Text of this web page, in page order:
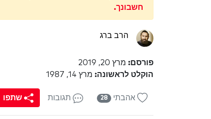
חשבונך.
הרב ברג
פורסם: מרץ 20, 2019
הוקלט לראשונה: מרץ 14, 1987
אהבתי 28 תגובות שתפו